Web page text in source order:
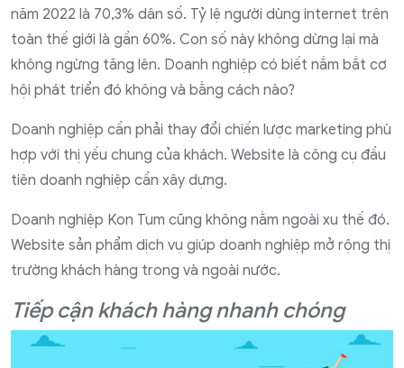
năm 2022 là 70,3% dân số. Tỷ lệ người dùng internet trên
toàn thế giới là gần 60%. Con số này không dừng lại mà
không ngừng tăng lên. Doanh nghiệp có biết nắm bắt cơ
hội phát triển đó không và bằng cách nào?
Doanh nghiệp cần phải thay đổi chiến lược marketing phù
hợp với thị yếu chung của khách. Website là công cụ đầu
tiên doanh nghiệp cần xây dựng.
Doanh nghiệp Kon Tum cũng không nằm ngoài xu thế đó.
Website sản phẩm dịch vụ giúp doanh nghiệp mở rộng thị
trường khách hàng trong và ngoài nước.
Tiếp cận khách hàng nhanh chóng